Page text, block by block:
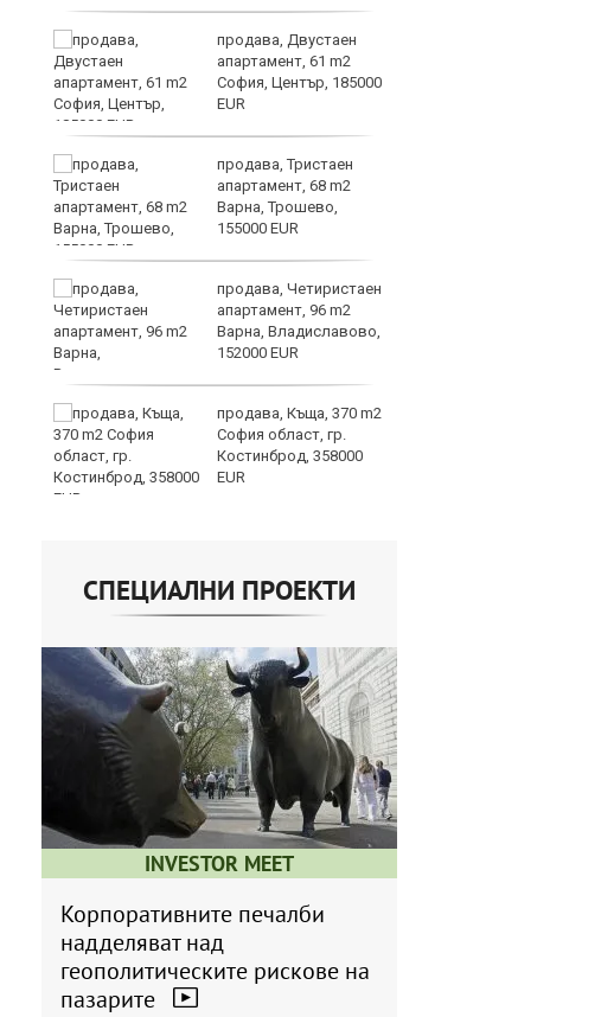
продава, Двустаен
апартамент, 61 m2
София, Център, 185000
EUR
продава, Тристаен
апартамент, 68 m2
Варна, Трошево,
155000 EUR
продава, Четиристаен
апартамент, 96 m2
Варна, Владиславово,
152000 EUR
продава, Къща, 370 m2
София област, гр.
Костинброд, 358000
EUR
СПЕЦИАЛНИ ПРОЕКТИ
INVESTOR MEET
Корпоративните печалби
надделяват над
геополитическите рискове на
пазарите